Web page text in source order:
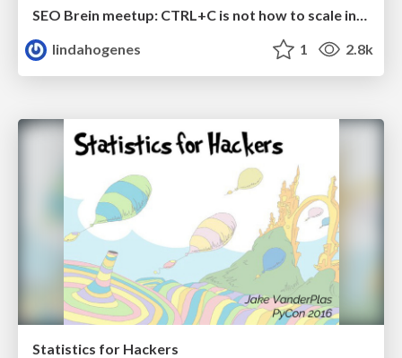
SEO Brein meetup: CTRL+C is not how to scale international SEO
lindahogenes
1 2.8k
Statistics for Hackers